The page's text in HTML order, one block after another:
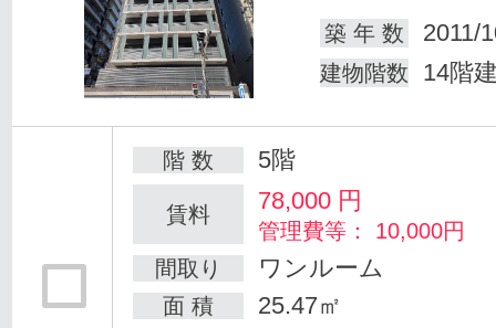
築 年 数
2011/
建物階数 14階
階 数 5階
賃料 78,000 円
管理費等： 10,000円
間取り
ワンルーム
面 積 25.47㎡